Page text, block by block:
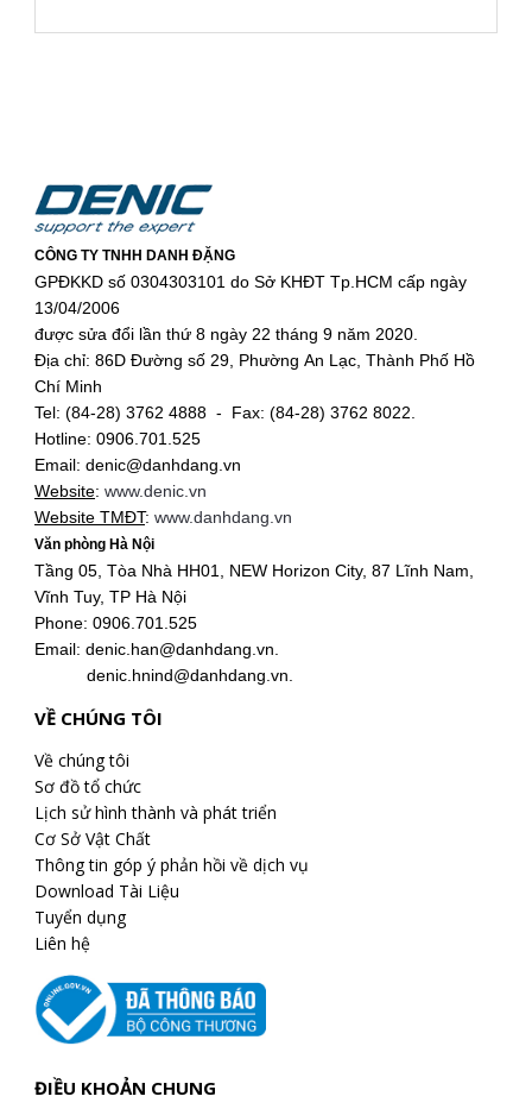
CÔNG TY TNHH DANH ĐẶNG
GPĐKKD số 0304303101 do Sở KHĐT Tp.HCM cấp ngày
13/04/2006
được sửa đổi lần thứ 8 ngày 22 tháng 9 năm 2020.
Địa chỉ: 86D Đường số 29, Phường An Lạc, Thành Phố Hồ
Chí Minh
Tel: (84-28) 3762 4888 - Fax: (84-28) 3762 8022.
Hotline: 0906.701.525
Email: denic@danhdang.vn
Website: www.denic.vn
Website TMĐT: www.danhdang.vn
Văn phòng Hà Nội
Tầng 05, Tòa Nhà HH01, NEW Horizon City, 87 Lĩnh Nam,
Vĩnh Tuy, TP Hà Nội
Phone: 0906.701.525
Email: denic.han@danhdang.vn.
denic.hnind@danhdang.vn.
VỀ CHÚNG TÔI
Về chúng tôi
Sơ đồ tổ chức
Lịch sử hình thành và phát triển
Cơ Sở Vật Chất
Thông tin góp ý phản hồi về dịch vụ
Download Tài Liệu
Tuyển dụng
Liên hệ
ĐIỀU KHOẢN CHUNG